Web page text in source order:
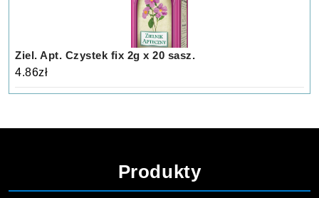
Ziel. Apt. Czystek fix 2g x 20 sasz.
4.86zł
Produkty